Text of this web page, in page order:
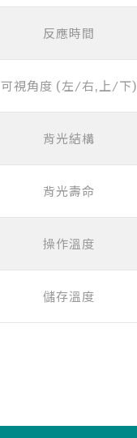
反應時間
可視角度 (左/右,上/下)
背光結構
背光壽命
操作溫度
儲存溫度